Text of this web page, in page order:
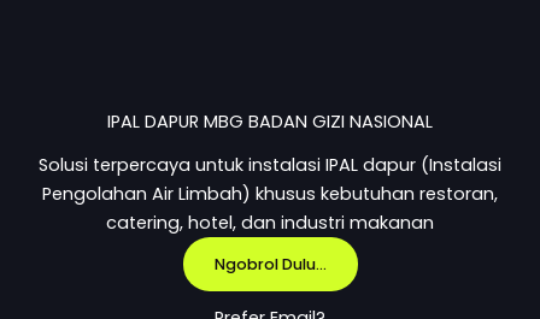
IPAL DAPUR MBG BADAN GIZI NASIONAL
Solusi terpercaya untuk instalasi IPAL dapur (Instalasi
Pengolahan Air Limbah) khusus kebutuhan restoran,
catering, hotel, dan industri makanan
Ngobrol Dulu...